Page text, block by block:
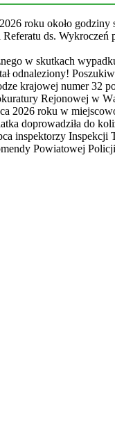
roku około
ds. Wykroczeń
w skutkach
odnaleziony!
krajowej numer 32
Rejonowej w
2026 roku w
doprowadziła do
inspektorzy Inspekcji
Powiatowej